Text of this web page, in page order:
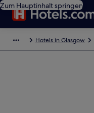
Zum Hauptinhalt springen
Hotels in Glasgow